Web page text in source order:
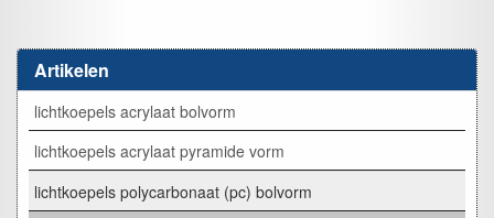
Artikelen
lichtkoepels acrylaat bolvorm
lichtkoepels acrylaat pyramide vorm
lichtkoepels polycarbonaat (pc) bolvorm